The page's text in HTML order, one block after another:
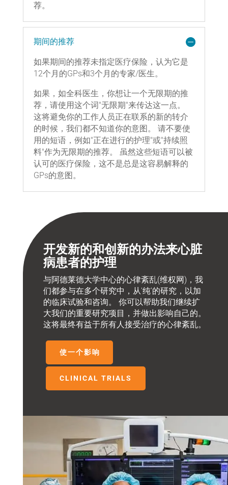
荐。
期间的推荐
如果期间的推荐未指定医疗保险，认为它是
12个月的GPs和3个月的专家/医生。
如果，如全科医生，你想让一个无限期的推
荐，请使用这个词"无限期"来传达这一点。
这将避免你的工作人员正在联系的新的转介
的时候，我们都不知道你的意图。 请不要使
用的短语，例如"正在进行的护理"或"持续照
料"作为无限期的推荐。 虽然这些短语可以被
认可的医疗保险，这不是总是这容易解释的
GPs的意图。
开发新的和创新的办法来心脏
病患者的护理
与阿德莱德大学中心的心律紊乱(维权网)，我
们都参与在多个研究中，从'纯'的研究，以加
的临床试验和咨询。 你可以帮助我们继续扩
大我们的重要研究项目，并做出影响自己的。
这将最终有益于所有人接受治疗的心律紊乱。
使一个影响
CLINICAL TRIALS